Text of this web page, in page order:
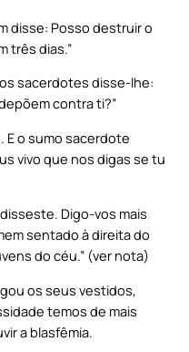
disse: Posso destruir o
três dias.”
sacerdotes disse-lhe:
contra ti?”
E o sumo sacerdote
vivo que nos digas se tu
Digo-vos mais
sentado à direita do
do céu.” (ver nota)
os seus vestidos,
temos de mais
a blasfêmia.